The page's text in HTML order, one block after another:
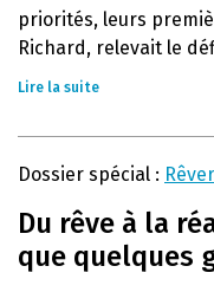
priorités, leurs
Richard, relevait le
Lire la suite
Dossier spécial :
Du rêve à la
que quelques